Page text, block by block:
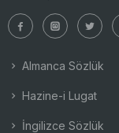
Almanca Sözlük
Hazine-i Lugat
İngilizce Sözlük